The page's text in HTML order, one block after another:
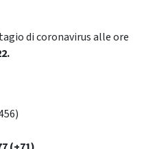
di coronavirus alle ore